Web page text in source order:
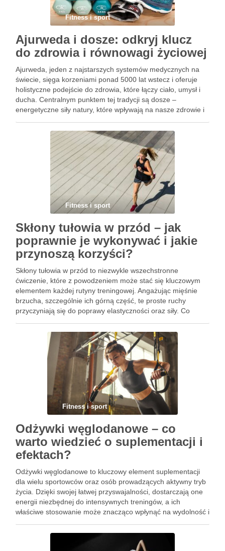
Fitness i sport
Ajurweda i dosze: odkryj klucz
do zdrowia i równowagi życiowej
Ajurweda, jeden z najstarszych systemów medycznych na
świecie, sięga korzeniami ponad 5000 lat wstecz i oferuje
holistyczne podejście do zdrowia, które łączy ciało, umysł i
ducha. Centralnym punktem tej tradycji są dosze –
energetyczne siły natury, które wpływają na nasze zdrowie i
Fitness i sport
Skłony tułowia w przód – jak
poprawnie je wykonywać i jakie
przynoszą korzyści?
Skłony tułowia w przód to niezwykle wszechstronne
ćwiczenie, które z powodzeniem może stać się kluczowym
elementem każdej rutyny treningowej. Angażując mięśnie
brzucha, szczególnie ich górną część, te proste ruchy
przyczyniają się do poprawy elastyczności oraz siły. Co
pomaga rozluźnić napięte mięśnie grzbietu, …
Fitness i sport
Odżywki węglodanowe – co
warto wiedzieć o suplementacji i
efektach?
Odżywki węglodanowe to kluczowy element suplementacji
dla wielu sportowców oraz osób prowadzących aktywny tryb
życia. Dzięki swojej łatwej przyswajalności, dostarczają one
energii niezbędnej do intensywnych treningów, a ich
właściwe stosowanie może znacząco wpłynąć na wydolność i
źródło energii, odgrywają fundamentalną rolę w zapewnieniu